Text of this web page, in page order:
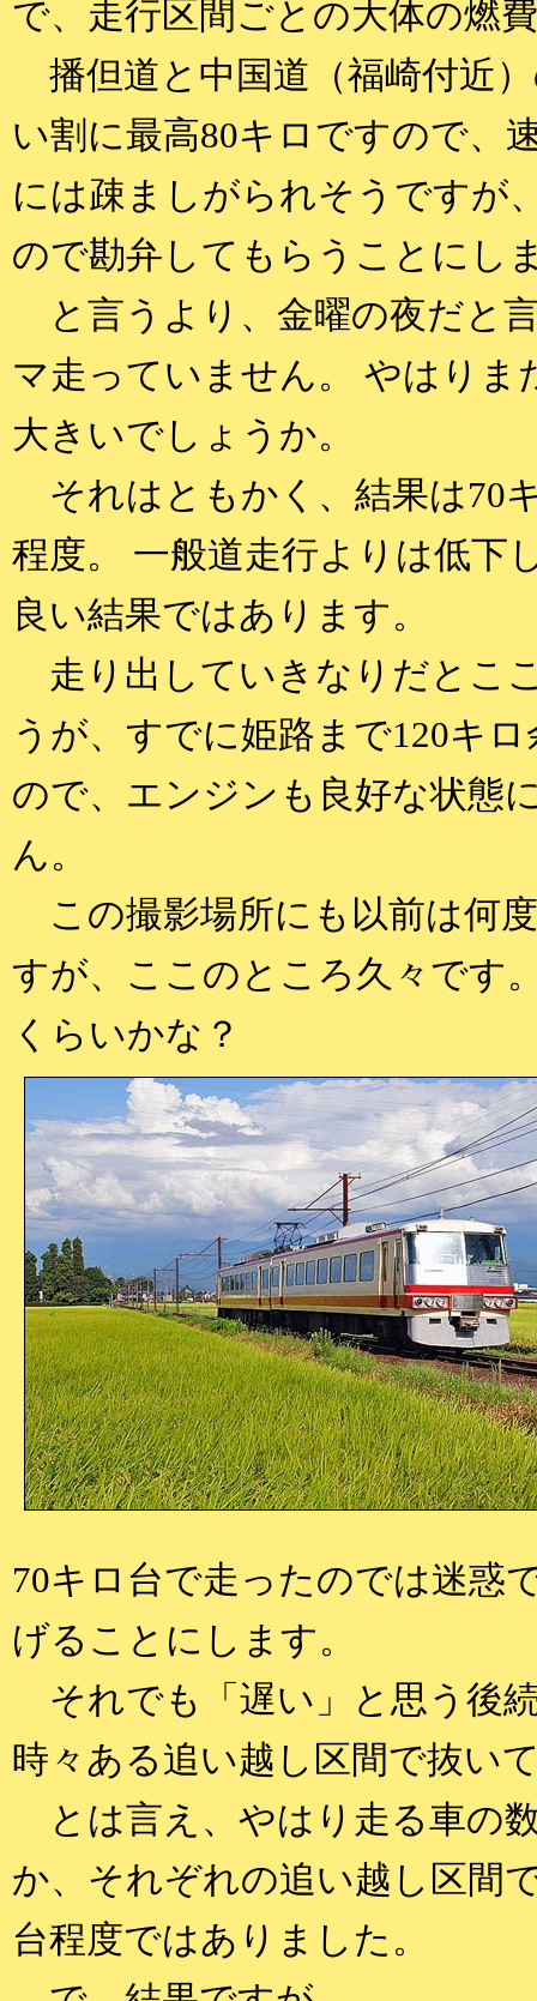
で、走行区間ごとの大体の燃
播但道と中国道（福崎付近
い割に最高80キロですので、
には疎ましがられそうですが
ので勘弁してもらうことにし
と言うより、金曜の夜だと
マ走っていません。 やはりま
大きいでしょうか。
それはともかく、結果は70
程度。 一般道走行よりは低下
良い結果ではあります。
走り出していきなりだとこ
うが、すでに姫路まで120キ
ので、エンジンも良好な状態
ん。
この撮影場所にも以前は何
すが、ここのところ久々です
くらいかな？
70キロ台で走ったのでは迷惑
げることにします。
それでも「遅い」と思う後
時々ある追い越し区間で抜い
とは言え、やはり走る車の
か、それぞれの追い越し区間
台程度ではありました。